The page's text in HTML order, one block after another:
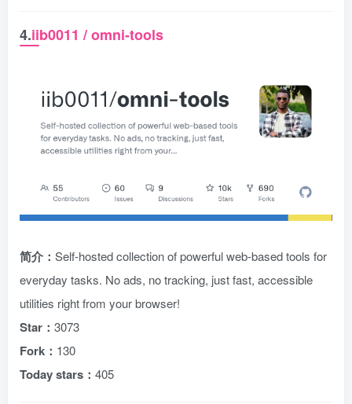
4.iib0011 / omni-tools
简介： Self-hosted collection of powerful web-based tools for
everyday tasks. No ads, no tracking, just fast, accessible
utilities right from your browser!
Star： 3073
Fork： 130
Today stars： 405